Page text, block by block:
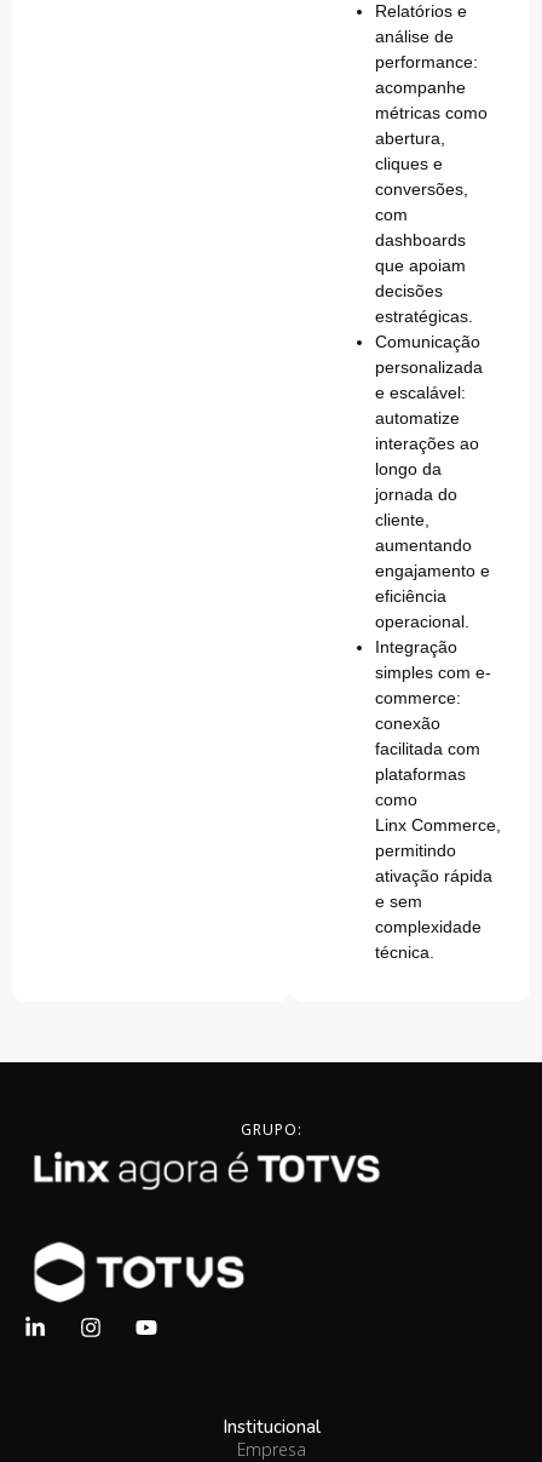
Relatórios e
análise de
performance:
acompanhe
métricas como
abertura,
cliques e
conversões,
com
dashboards
que apoiam
decisões
estratégicas.
Comunicação
personalizada
e escalável:
automatize
interações ao
longo da
jornada do
cliente,
aumentando
engajamento e
eficiência
operacional.
Integração
simples com e-
commerce:
conexão
facilitada com
plataformas
como
Linx Commerce,
permitindo
ativação rápida
e sem
complexidade
técnica.
GRUPO:
Institucional
Empresa